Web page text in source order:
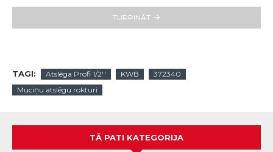
TURPINĀT
TAGI: Atslēga Profi 1/2'' KWB
372340
Muciņu atslēgu rokturi
TĀ PATI KATEGORIJA